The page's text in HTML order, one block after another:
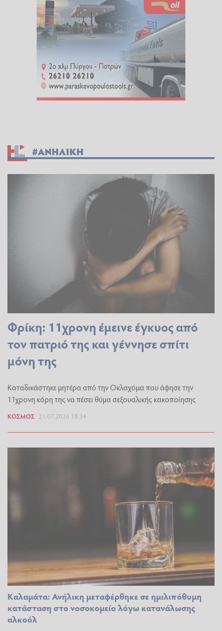
#ΑΝΗΛΙΚΗ
Φρίκη: 11χρονη έμεινε έγκυος από
τον πατριό της και γέννησε σπίτι
μόνη της
Καταδικάστηκε μητέρα από την Οκλαχόμα που άφησε την
11χρονη κόρη της να πέσει θύμα σεξουαλικής κακοποίησης
ΚΌΣΜΟΣ 21.07.2026 18:34
Καλαμάτα: Ανήλικη μεταφέρθηκε σε ημιλιπόθυμη
κατάσταση στο νοσοκομείο λόγω κατανάλωσης
αλκοόλ